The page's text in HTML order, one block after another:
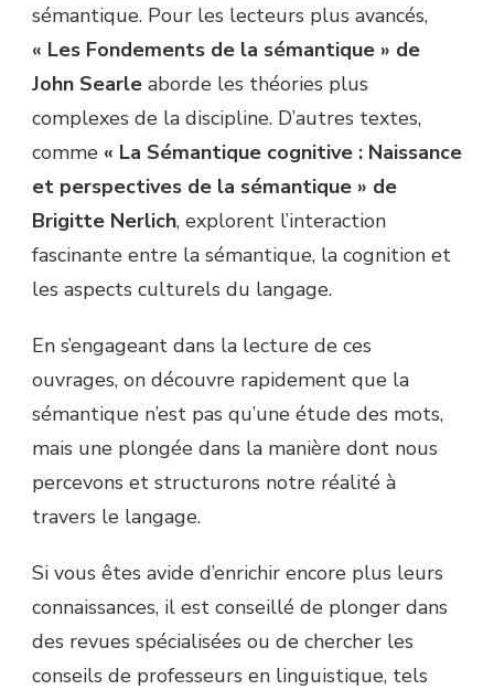
sémantique. Pour les lecteurs plus avancés,
« Les Fondements de la sémantique » de
John Searle aborde les théories plus
complexes de la discipline. D’autres textes,
comme « La Sémantique cognitive : Naissance
et perspectives de la sémantique » de
Brigitte Nerlich, explorent l’interaction
fascinante entre la sémantique, la cognition et
les aspects culturels du langage.
En s’engageant dans la lecture de ces
ouvrages, on découvre rapidement que la
sémantique n’est pas qu’une étude des mots,
mais une plongée dans la manière dont nous
percevons et structurons notre réalité à
travers le langage.
Si vous êtes avide d’enrichir encore plus leurs
connaissances, il est conseillé de plonger dans
des revues spécialisées ou de chercher les
conseils de professeurs en linguistique, tels